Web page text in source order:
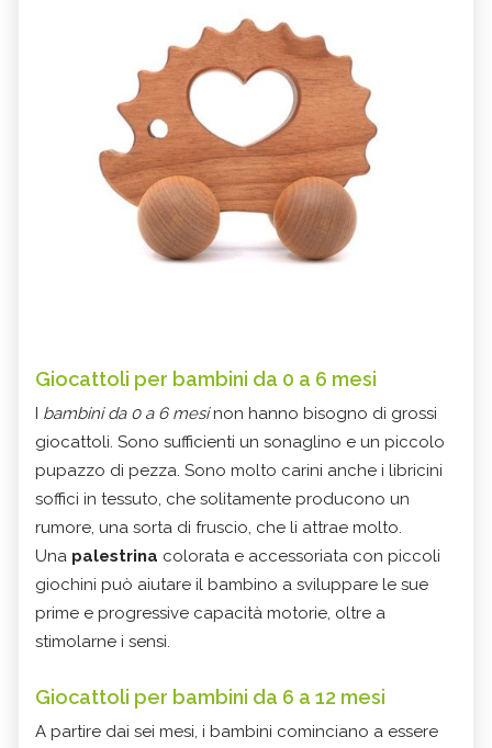
Giocattoli per bambini da 0 a 6 mesi
bambini da 0 a 6 mesinon hanno bisogno di grossi
giocattoli. Sono sufficienti un sonaglino e un piccolo
pupazzo di pezza. Sono molto carini anche i libricini
soffici in tessuto, che solitamente producono un
rumore, una sorta di fruscio, che li attrae molto.
Una palestrina colorata e accessoriata con piccoli
giochini può aiutare il bambino a sviluppare le sue
prime e progressive capacità motorie, oltre a
stimolarne i sensi.
Giocattoli per bambini da 6 a 12 mesi
A partire dai sei mesi, i bambini cominciano a essere